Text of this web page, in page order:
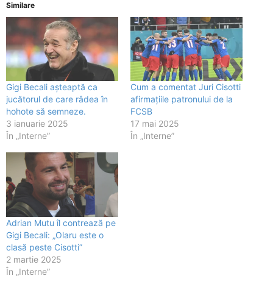
Similare
Gigi Becali așteaptă ca
jucătorul de care râdea în
hohote să semneze.
3 ianuarie 2025
În „Interne”
Cum a comentat Juri Cisotti
afirmațiile patronului de la
FCSB
17 mai 2025
În „Interne”
Adrian Mutu îl contrează pe
Gigi Becali: „Olaru este o
clasă peste Cisotti”
2 martie 2025
În „Interne”